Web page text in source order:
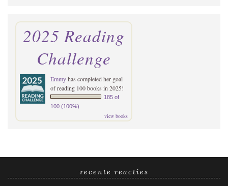
2025 Reading
Challenge
Emmyhas completed her goal
of reading 100 books in 2025!
185 of
100 (100%)
view books
recente reacties